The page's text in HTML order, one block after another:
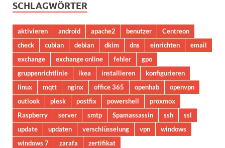
SCHLAGWÖRTER
aktivieren android apache2 benutzer
Centreon
check
cubian debian dkim dns einrichten
email
exchange
exchange online fehler
gpo
gruppenrichtlinie
ikea installieren
konfigurieren
linux
mqtt nginx office 365 openhab
openvpn
outlook
plesk postfix powershell
proxmox
Raspberry
server smtp Spamassassin ssh
ssl
update
updaten verschlüsselung vpn
windows
windows 7
zarafa zertifikat